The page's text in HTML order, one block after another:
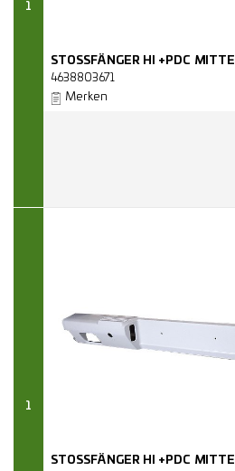
1
STOSSFÄNGER HI +PDC MITTE
4638803671
Merken
1
STOSSFÄNGER HI +PDC MITTE